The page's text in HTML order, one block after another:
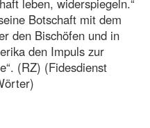
Botschaft mit dem
den Bischöfen und in
den Impuls zur
(RZ) (Fidesdienst